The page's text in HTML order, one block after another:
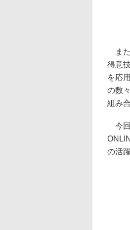
また
得意
を応
の数
組み
今回
の活